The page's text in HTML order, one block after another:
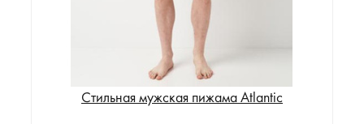
Стильная мужская пижама Atlantic